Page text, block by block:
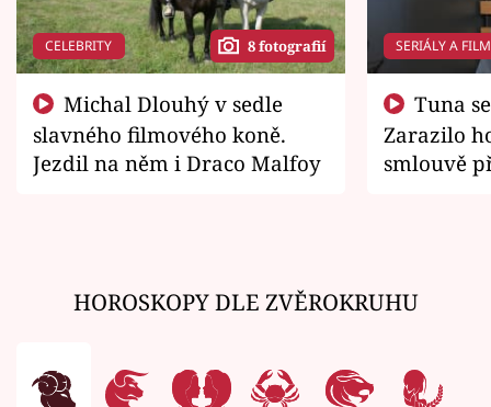
CELEBRITY 8 fotografií
slavného filmového koně.
Jezdil na něm i Draco Malfoy
SERIÁLY A
Zarazilo
smlouvě
HOROSKOPY DLE ZVĚROKRUHU